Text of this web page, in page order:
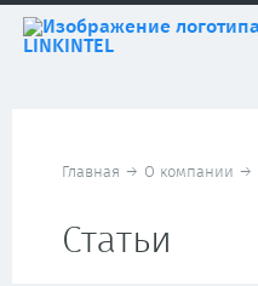
Главная → О компании →
Статьи